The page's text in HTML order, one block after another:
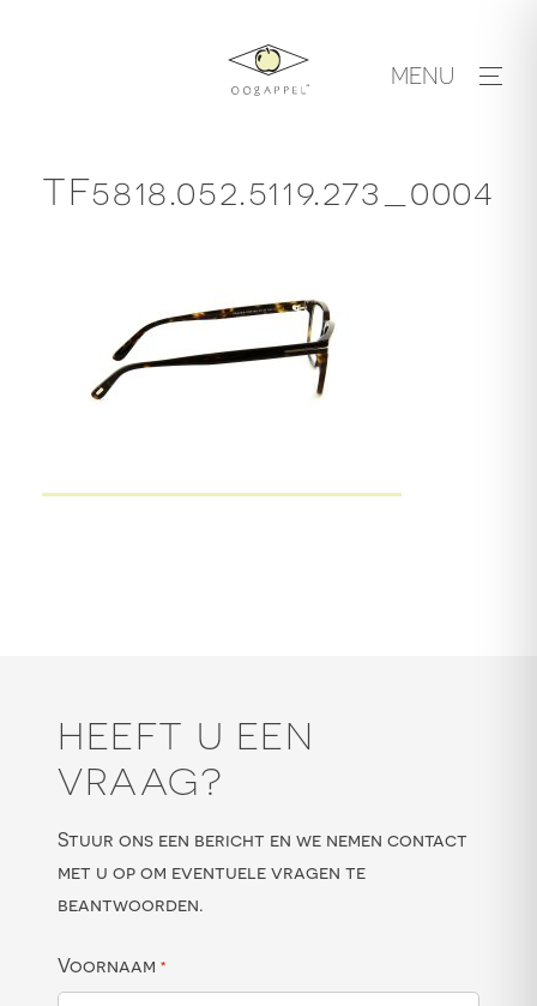
MENU
TF5818.052.5119.273_0004
HEEFT U EEN
VRAAG?
Stuur ons een bericht en we nemen contact
met u op om eventuele vragen te
beantwoorden.
Voornaam *